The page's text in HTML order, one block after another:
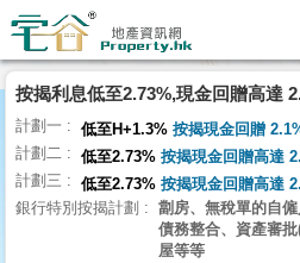
理
主
頁
搵
樓/
按揭利息低至2.73%,現金回贈高達
計劃一 低至H+1.3% 按揭現金回贈
計劃二 低至2.73% 按揭現金回贈高達
計劃三 低至2.73% 按揭現金回贈高達
銀行特別按揭計劃
劏房、無稅單的自僱
債務整合、資產審
屋等等